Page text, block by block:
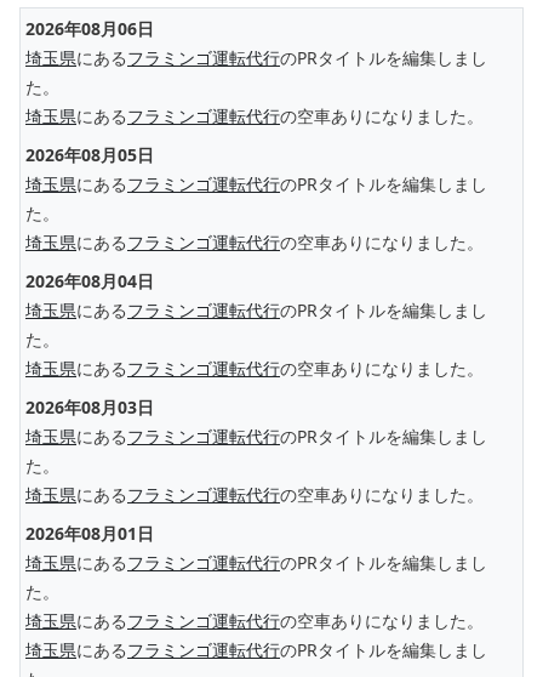
2026年08月06日
埼玉県にあるフラミンゴ運転代行のPRタイトルを編集しまし
た。
埼玉県にあるフラミンゴ運転代行の空車ありになりました。
2026年08月05日
埼玉県にあるフラミンゴ運転代行のPRタイトルを編集しまし
た。
埼玉県にあるフラミンゴ運転代行の空車ありになりました。
2026年08月04日
埼玉県にあるフラミンゴ運転代行のPRタイトルを編集しまし
た。
埼玉県にあるフラミンゴ運転代行の空車ありになりました。
2026年08月03日
埼玉県にあるフラミンゴ運転代行のPRタイトルを編集しまし
た。
埼玉県にあるフラミンゴ運転代行の空車ありになりました。
2026年08月01日
埼玉県にあるフラミンゴ運転代行のPRタイトルを編集しまし
た。
埼玉県にあるフラミンゴ運転代行の空車ありになりました。
埼玉県にあるフラミンゴ運転代行のPRタイトルを編集しまし